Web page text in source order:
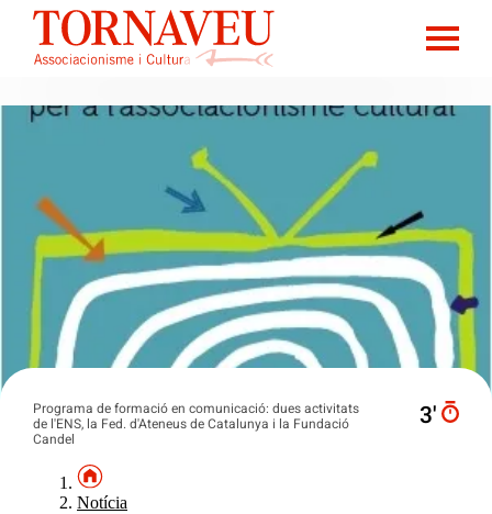
Programa de formació en comunicació: dues activitats
de l'ENS, la Fed. d'Ateneus de Catalunya i la Fundació
Candel
3′
Notícia